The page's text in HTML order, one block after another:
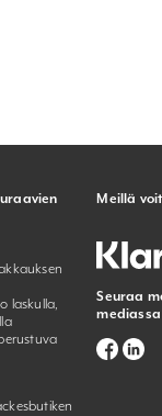
laskulla,
Meillä
Seuraa
mediassa